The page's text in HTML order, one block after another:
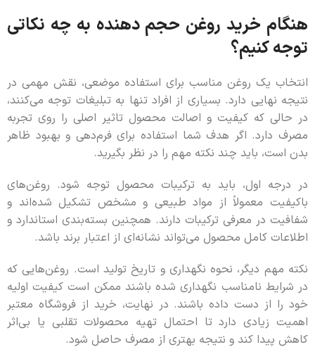
هنگام خرید روغن حجم دهنده به چه نکاتی
توجه کنیم؟
انتخاب یک روغن مناسب برای استفاده موضعی، نقش مهمی در
نتیجه نهایی دارد. بسیاری از افراد تنها به تبلیغات توجه می‌کنند،
در حالی که کیفیت و اصالت محصول تاثیر اصلی را روی تجربه
مصرف دارد. اگر هدف شما استفاده برای فرم‌دهی و بهبود ظاهر
بدن است، باید چند نکته مهم را در نظر بگیرید.
در درجه اول، باید به ترکیبات محصول توجه شود. روغن‌های
باکیفیت معمولاً از مواد طبیعی و مشخص تشکیل شده‌اند و
شفافیت در معرفی ترکیبات دارند. همچنین بسته‌بندی استاندارد و
اطلاعات کامل محصول می‌تواند نشانه‌ای از اعتبار برند باشد.
نکته مهم دیگر، نحوه نگهداری و تاریخ تولید است. روغن‌هایی که
در شرایط نامناسب نگهداری شده باشند ممکن است کیفیت اولیه
خود را از دست داده باشند. در نهایت، خرید از فروشگاه معتبر
اهمیت زیادی دارد تا احتمال تهیه محصولات تقلبی یا بی‌اثر
کاهش پیدا کند و نتیجه بهتری از مصرف حاصل شود.